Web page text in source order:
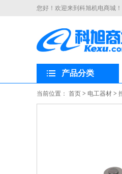
您好！欢迎来到科旭机电商城
产品分类
当前位置： 首页 > 电工器材 >